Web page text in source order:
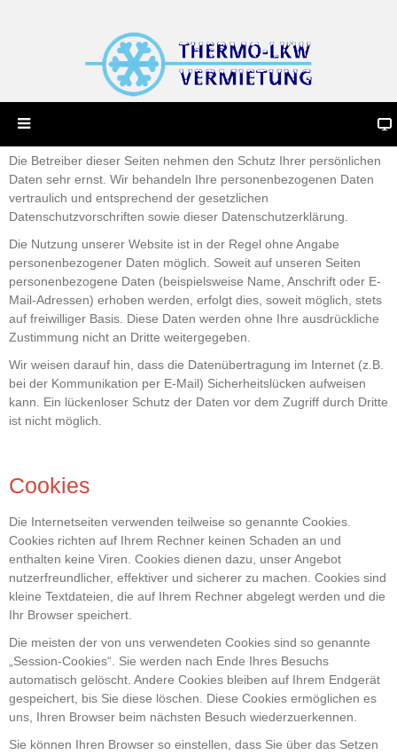
Die Betreiber dieser Seiten nehmen den Schutz Ihrer persönlichen
Daten sehr ernst. Wir behandeln Ihre personenbezogenen Daten
vertraulich und entsprechend der gesetzlichen
Datenschutzvorschriften sowie dieser Datenschutzerklärung.
Die Nutzung unserer Website ist in der Regel ohne Angabe
personenbezogener Daten möglich. Soweit auf unseren Seiten
personenbezogene Daten (beispielsweise Name, Anschrift oder E-
Mail-Adressen) erhoben werden, erfolgt dies, soweit möglich, stets
auf freiwilliger Basis. Diese Daten werden ohne Ihre ausdrückliche
Zustimmung nicht an Dritte weitergegeben.
Wir weisen darauf hin, dass die Datenübertragung im Internet (z.B.
bei der Kommunikation per E-Mail) Sicherheitslücken aufweisen
kann. Ein lückenloser Schutz der Daten vor dem Zugriff durch Dritte
ist nicht möglich.
Cookies
Die Internetseiten verwenden teilweise so genannte Cookies.
Cookies richten auf Ihrem Rechner keinen Schaden an und
enthalten keine Viren. Cookies dienen dazu, unser Angebot
nutzerfreundlicher, effektiver und sicherer zu machen. Cookies sind
kleine Textdateien, die auf Ihrem Rechner abgelegt werden und die
Ihr Browser speichert.
Die meisten der von uns verwendeten Cookies sind so genannte
„Session-Cookies“. Sie werden nach Ende Ihres Besuchs
automatisch gelöscht. Andere Cookies bleiben auf Ihrem Endgerät
gespeichert, bis Sie diese löschen. Diese Cookies ermöglichen es
uns, Ihren Browser beim nächsten Besuch wiederzuerkennen.
Sie können Ihren Browser so einstellen, dass Sie über das Setzen